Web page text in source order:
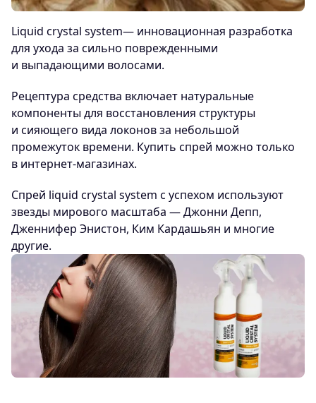
Liquid crystal system— инновационная разработка
для ухода за сильно поврежденными
и выпадающими волосами.
Рецептура средства включает натуральные
компоненты для восстановления структуры
и сияющего вида локонов за небольшой
промежуток времени. Купить спрей можно только
в интернет-магазинах.
Спрей liquid crystal system с успехом используют
звезды мирового масштаба — Джонни Депп,
Дженнифер Энистон, Ким Кардашьян и многие
другие.